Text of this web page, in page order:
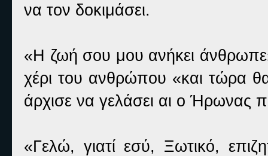
να τον δοκιμάσει.
«Η ζωή σου μου ανήκει
χέρι του ανθρώπου «και τώρα
άρχισε να γελάσει αι ο Ήρωνας
«Γελώ, γιατί εσύ, Ξωτικό,